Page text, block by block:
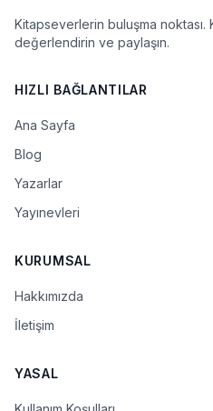
Kitapseverlerin buluşma noktası.
değerlendirin ve paylaşın.
HIZLI BAĞLANTILAR
Ana Sayfa
Blog
Yazarlar
Yayınevleri
KURUMSAL
Hakkımızda
İletişim
YASAL